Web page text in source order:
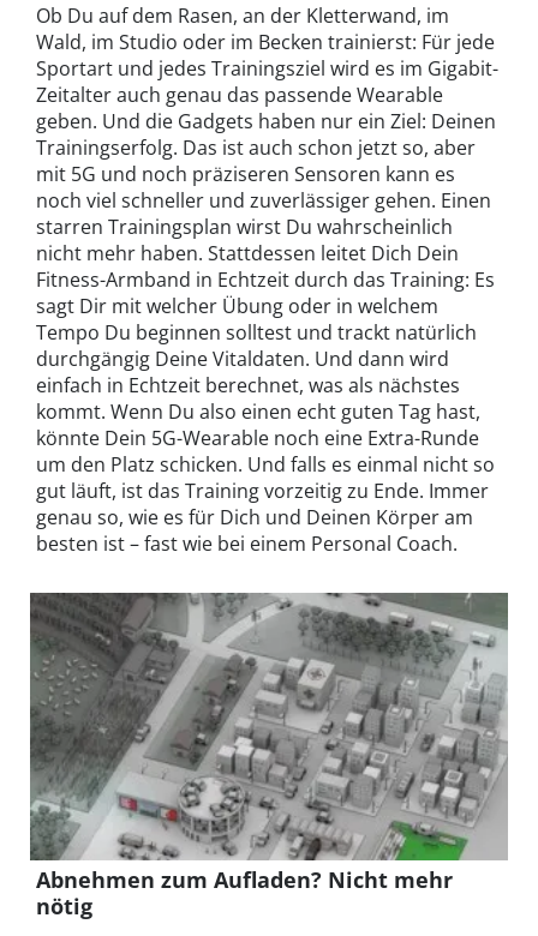
Ob Du auf dem Rasen, an der Kletterwand, im
Wald, im Studio oder im Becken trainierst: Für jede
Sportart und jedes Trainingsziel wird es im Gigabit-
Zeitalter auch genau das passende Wearable
geben. Und die Gadgets haben nur ein Ziel: Deinen
Trainingserfolg. Das ist auch schon jetzt so, aber
mit 5G und noch präziseren Sensoren kann es
noch viel schneller und zuverlässiger gehen. Einen
starren Trainingsplan wirst Du wahrscheinlich
nicht mehr haben. Stattdessen leitet Dich Dein
Fitness-Armband in Echtzeit durch das Training: Es
sagt Dir mit welcher Übung oder in welchem
Tempo Du beginnen solltest und trackt natürlich
durchgängig Deine Vitaldaten. Und dann wird
einfach in Echtzeit berechnet, was als nächstes
kommt. Wenn Du also einen echt guten Tag hast,
könnte Dein 5G-Wearable noch eine Extra-Runde
um den Platz schicken. Und falls es einmal nicht so
gut läuft, ist das Training vorzeitig zu Ende. Immer
genau so, wie es für Dich und Deinen Körper am
besten ist – fast wie bei einem Personal Coach.
Abnehmen zum Aufladen? Nicht mehr
nötig